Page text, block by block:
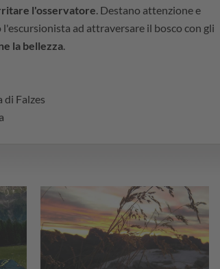
l'osservatore. Destano attenzione e
ad attraversare il bosco con gli
la bellezza.
Falzes